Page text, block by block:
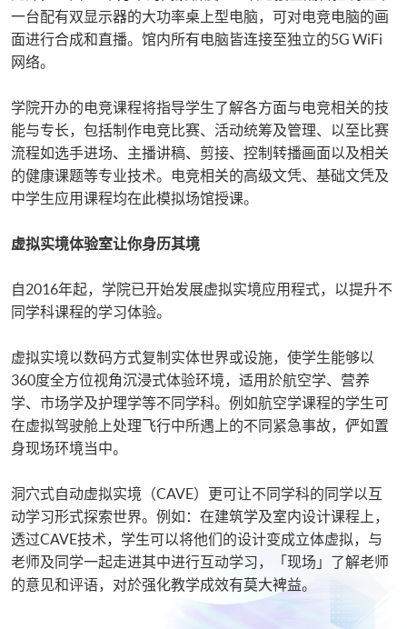
一台配有双显示器的大功率桌上型电脑，可对电竞电脑的画
面进行合成和直播。馆内所有电脑皆连接至独立的5G WiFi
网络。
学院开办的电竞课程将指导学生了解各方面与电竞相关的技
能与专长，包括制作电竞比赛、活动统筹及管理、以至比赛
流程如选手进场、主播讲稿、剪接、控制转播画面以及相关
的健康课题等专业技术。电竞相关的高级文凭、基础文凭及
中学生应用课程均在此模拟场馆授课。
虚拟实境体验室让你身历其境
自2016年起，学院已开始发展虚拟实境应用程式，以提升不
同学科课程的学习体验。
虚拟实境以数码方式复制实体世界或设施，使学生能够以
360度全方位视角沉浸式体验环境，适用於航空学、营养
学、市场学及护理学等不同学科。例如航空学课程的学生可
在虚拟驾驶舱上处理飞行中所遇上的不同紧急事故，俨如置
身现场环境当中。
洞穴式自动虚拟实境（CAVE）更可让不同学科的同学以互
动学习形式探索世界。例如：在建筑学及室内设计课程上，
透过CAVE技术，学生可以将他们的设计变成立体虚拟，与
老师及同学一起走进其中进行互动学习，「现场」了解老师
的意见和评语，对於强化教学成效有莫大裨益。